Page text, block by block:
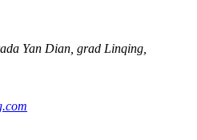
Yan Dian, grad Linqing,